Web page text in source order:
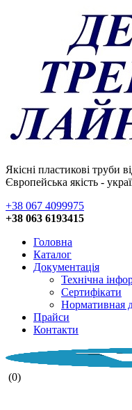
Якісні пластикові труби
Європейська якість -
+38 067 4099975
+38 063 6193415
Головна
Каталог
Документація
Технічна
Сертифікати
Нормативная
Прайси
Контакти
(0)